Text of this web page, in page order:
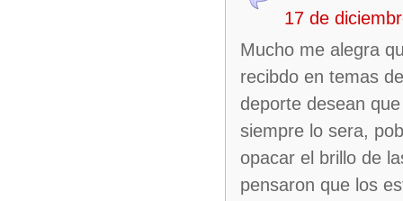
17 de
Mucho me alegra
recibdo en temas
deporte desean
siempre lo sera,
opacar el brillo de
pensaron que los